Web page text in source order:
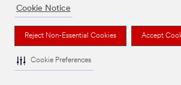
Cookie Notice
Reject Non-Essential Cookies Accept
Cookie Preferences